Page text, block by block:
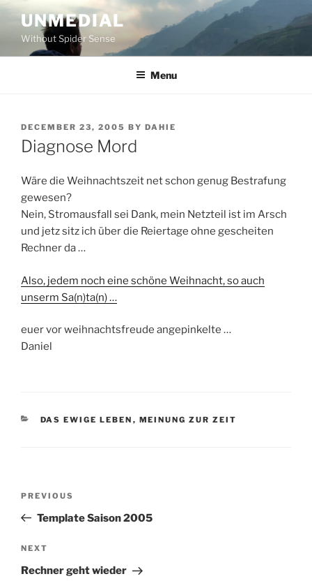
Skip
content
UNMEDIAL
Without Spider Sense
Menu
POSTED
ON
DECEMBER 23, 2005 BY DAHIE
Diagnose Mord
Wäre die Weihnachtszeit net schon genug Bestrafung
gewesen?
Nein, Stromausfall sei Dank, mein Netzteil ist im Arsch
und jetz sitz ich über die Reiertage ohne gescheiten
Rechner da …
Also, jedem noch eine schöne Weihnacht, so auch
unserm Sa(n)ta(n) …
euer vor weihnachtsfreude angepinkelte …
Daniel
CATEGORIES
DAS EWIGE LEBEN , MEINUNG ZUR ZEIT
Previous
Post
PREVIOUS
Template Saison 2005
Next
Post
NEXT
Rechner geht wieder